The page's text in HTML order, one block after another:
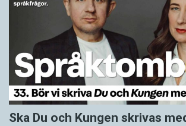
Ska Du och Kungen skrivas